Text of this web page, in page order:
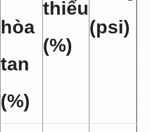
hòa
tan
(%)
thiểu
(%)
(psi)